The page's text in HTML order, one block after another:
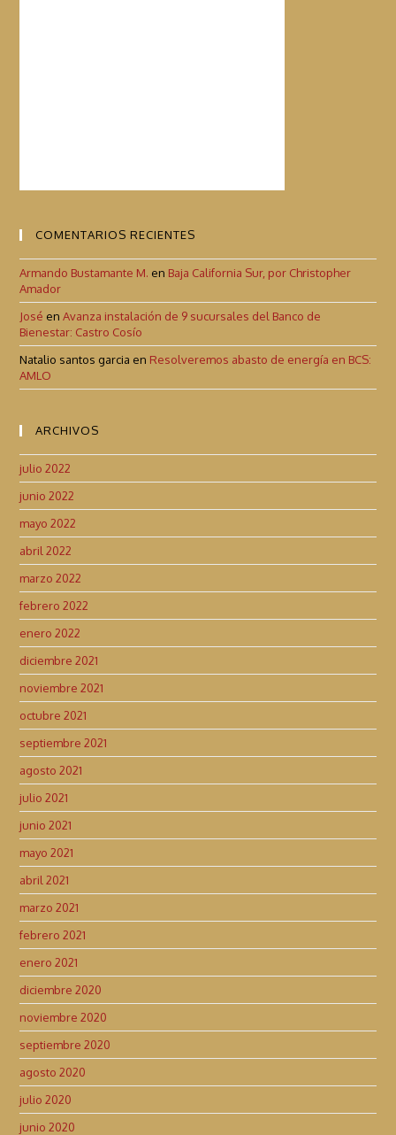
COMENTARIOS RECIENTES
Armando Bustamante M. en Baja California Sur, por Christopher
Amador
José enAvanza instalación de 9 sucursales del Banco de
Bienestar: Castro Cosío
Natalio santos garcia en Resolveremos abasto de energía en BCS:
AMLO
ARCHIVOS
julio 2022
junio 2022
mayo 2022
abril 2022
marzo 2022
febrero 2022
enero 2022
diciembre 2021
noviembre 2021
octubre 2021
septiembre 2021
agosto 2021
julio 2021
junio 2021
mayo 2021
abril 2021
marzo 2021
febrero 2021
enero 2021
diciembre 2020
noviembre 2020
septiembre 2020
agosto 2020
julio 2020
junio 2020